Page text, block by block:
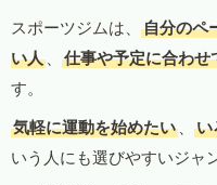
スポーツジムは、
自分のペ
い人 、 仕事や予定に合わ
す。
気軽に運動を始めたい 、 い
いう人にも選びやすいジャ